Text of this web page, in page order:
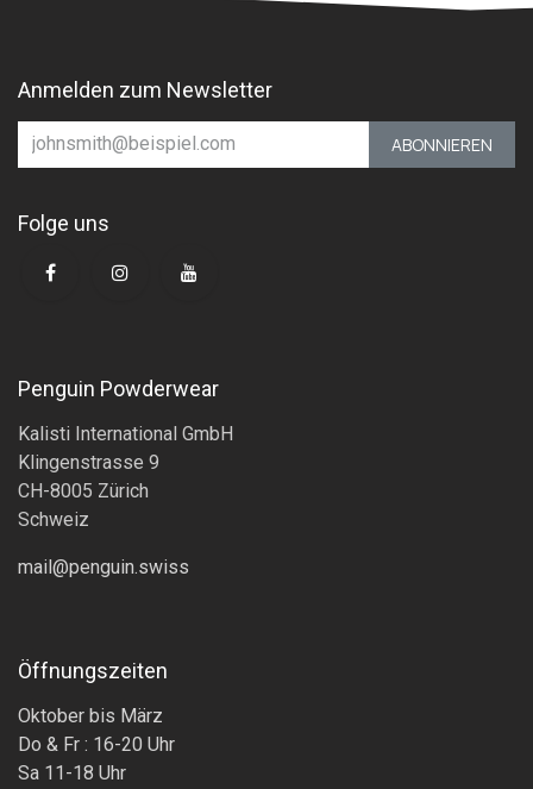
Anmelden zum Newsletter
ABONNIEREN
Folge uns
Penguin Powderwear
Kalisti International GmbH
Klingenstrasse 9
CH-8005 Zürich
Schweiz
mail@penguin.swiss
Öffnungszeiten
Oktober bis März
Do & Fr : 16-20 Uhr
Sa 11-18 Uhr